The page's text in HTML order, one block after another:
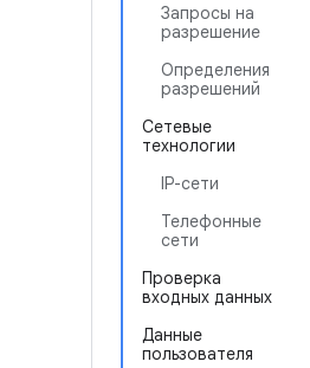
Запросы на
разрешение
Определения
разрешений
Сетевые
технологии
IP-сети
Телефонные
сети
Проверка
входных данных
Данные
пользователя